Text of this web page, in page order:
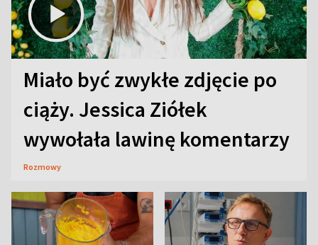
Miało być zwykłe zdjęcie po
ciąży. Jessica Ziółek
wywołała lawinę komentarzy
Rozmowy